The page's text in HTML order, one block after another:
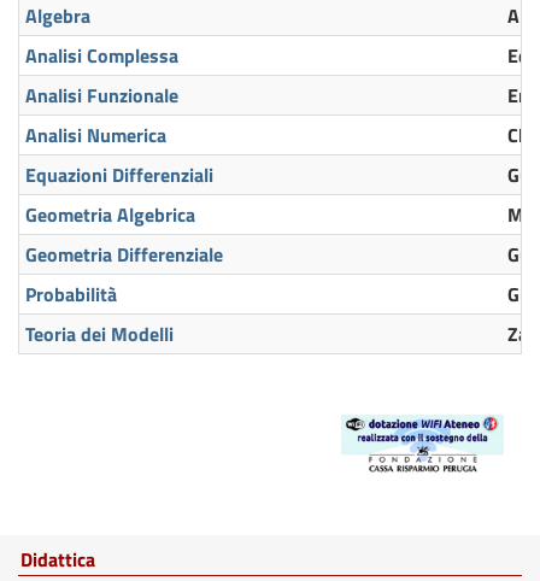
Algebra
Analisi Complessa
Analisi Funzionale
Analisi Numerica
Equazioni Differenziali
Geometria Algebrica
Geometria Differenziale
Probabilità
Teoria dei Modelli
Didattica